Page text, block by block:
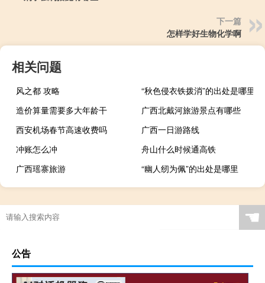
下一篇
怎样学好生物化学啊
相关问题
风之都 攻略
“秋色侵衣铁拨消”的出处是哪里
造价算量需要多大年龄干
广西北戴河旅游景点有哪些
西安机场春节高速收费吗
广西一日游路线
冲账怎么冲
舟山什么时候通高铁
广西瑶寨旅游
“幽人纫为佩”的出处是哪里
☚
公告